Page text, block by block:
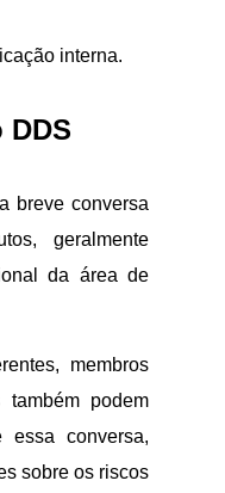
interna.
breve conversa
geralmente
da área de
membros
também podem
essa conversa,
sobre os riscos